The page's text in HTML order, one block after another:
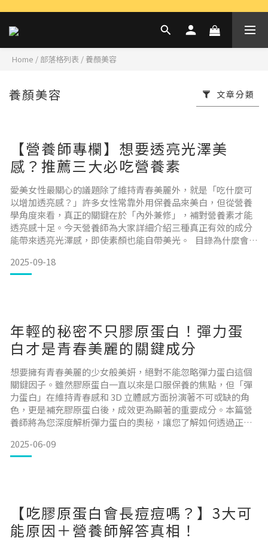
Home / 部落格列表 / 養顏美容
養顏美容 文章分類
【營養師專欄】想要透亮光澤美
感？推薦三大必吃營養素
愛美女性最關心的議題除了維持青春美麗外，就是「吃什麼可
以增加透亮感？」許多女性常靠外用保養品來美白，但從營養
學角度來看，真正的關鍵在於「內外兼修」，補對營養素才能
透亮感十足。今天營養師為大家詳細介紹三種真正有效的成分
能帶來透亮光澤感，即使素顏也能自帶美光。 目錄為什麼會曬
革命維生素 C ：經典保養必備營養師推薦透亮光澤感建議組合
總結 為什麼會曬黑？想要達到透亮清澈感，我們先來搞懂為什
2025-09-18
年輕的秘密不只膠原蛋白！彈力蛋
白才是青春美麗的關鍵成分
想要擁有青春美麗的少女般美妍，絕對不能忽略彈力蛋白這個
關鍵因子。雖然膠原蛋白一直以來是口服保養的焦點，但「彈
力蛋白」在維持青春感和 3D 立體感方面扮演著不可或缺的角
色，更是補充膠原蛋白後，成效更為顯著的重要成分。本篇營
養師將為您深度解析彈力蛋白的奧秘，讓您了解如何透過正確
彈力蛋白的主要活性成分彈力蛋白的重要性與美容功效彈力蛋
白流失的原因彈力蛋白補充品的種類與來源彈力蛋白建議攝取
2025-06-09
【吃膠原蛋白會長痘痘嗎？】3大可
能原因＋營養師解答真相！